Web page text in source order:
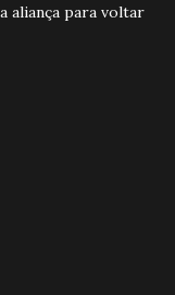
aliança para voltar